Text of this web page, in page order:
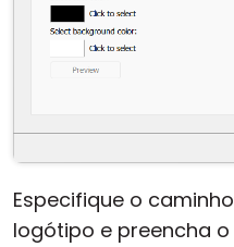
Especifique o
logótipo e preencha